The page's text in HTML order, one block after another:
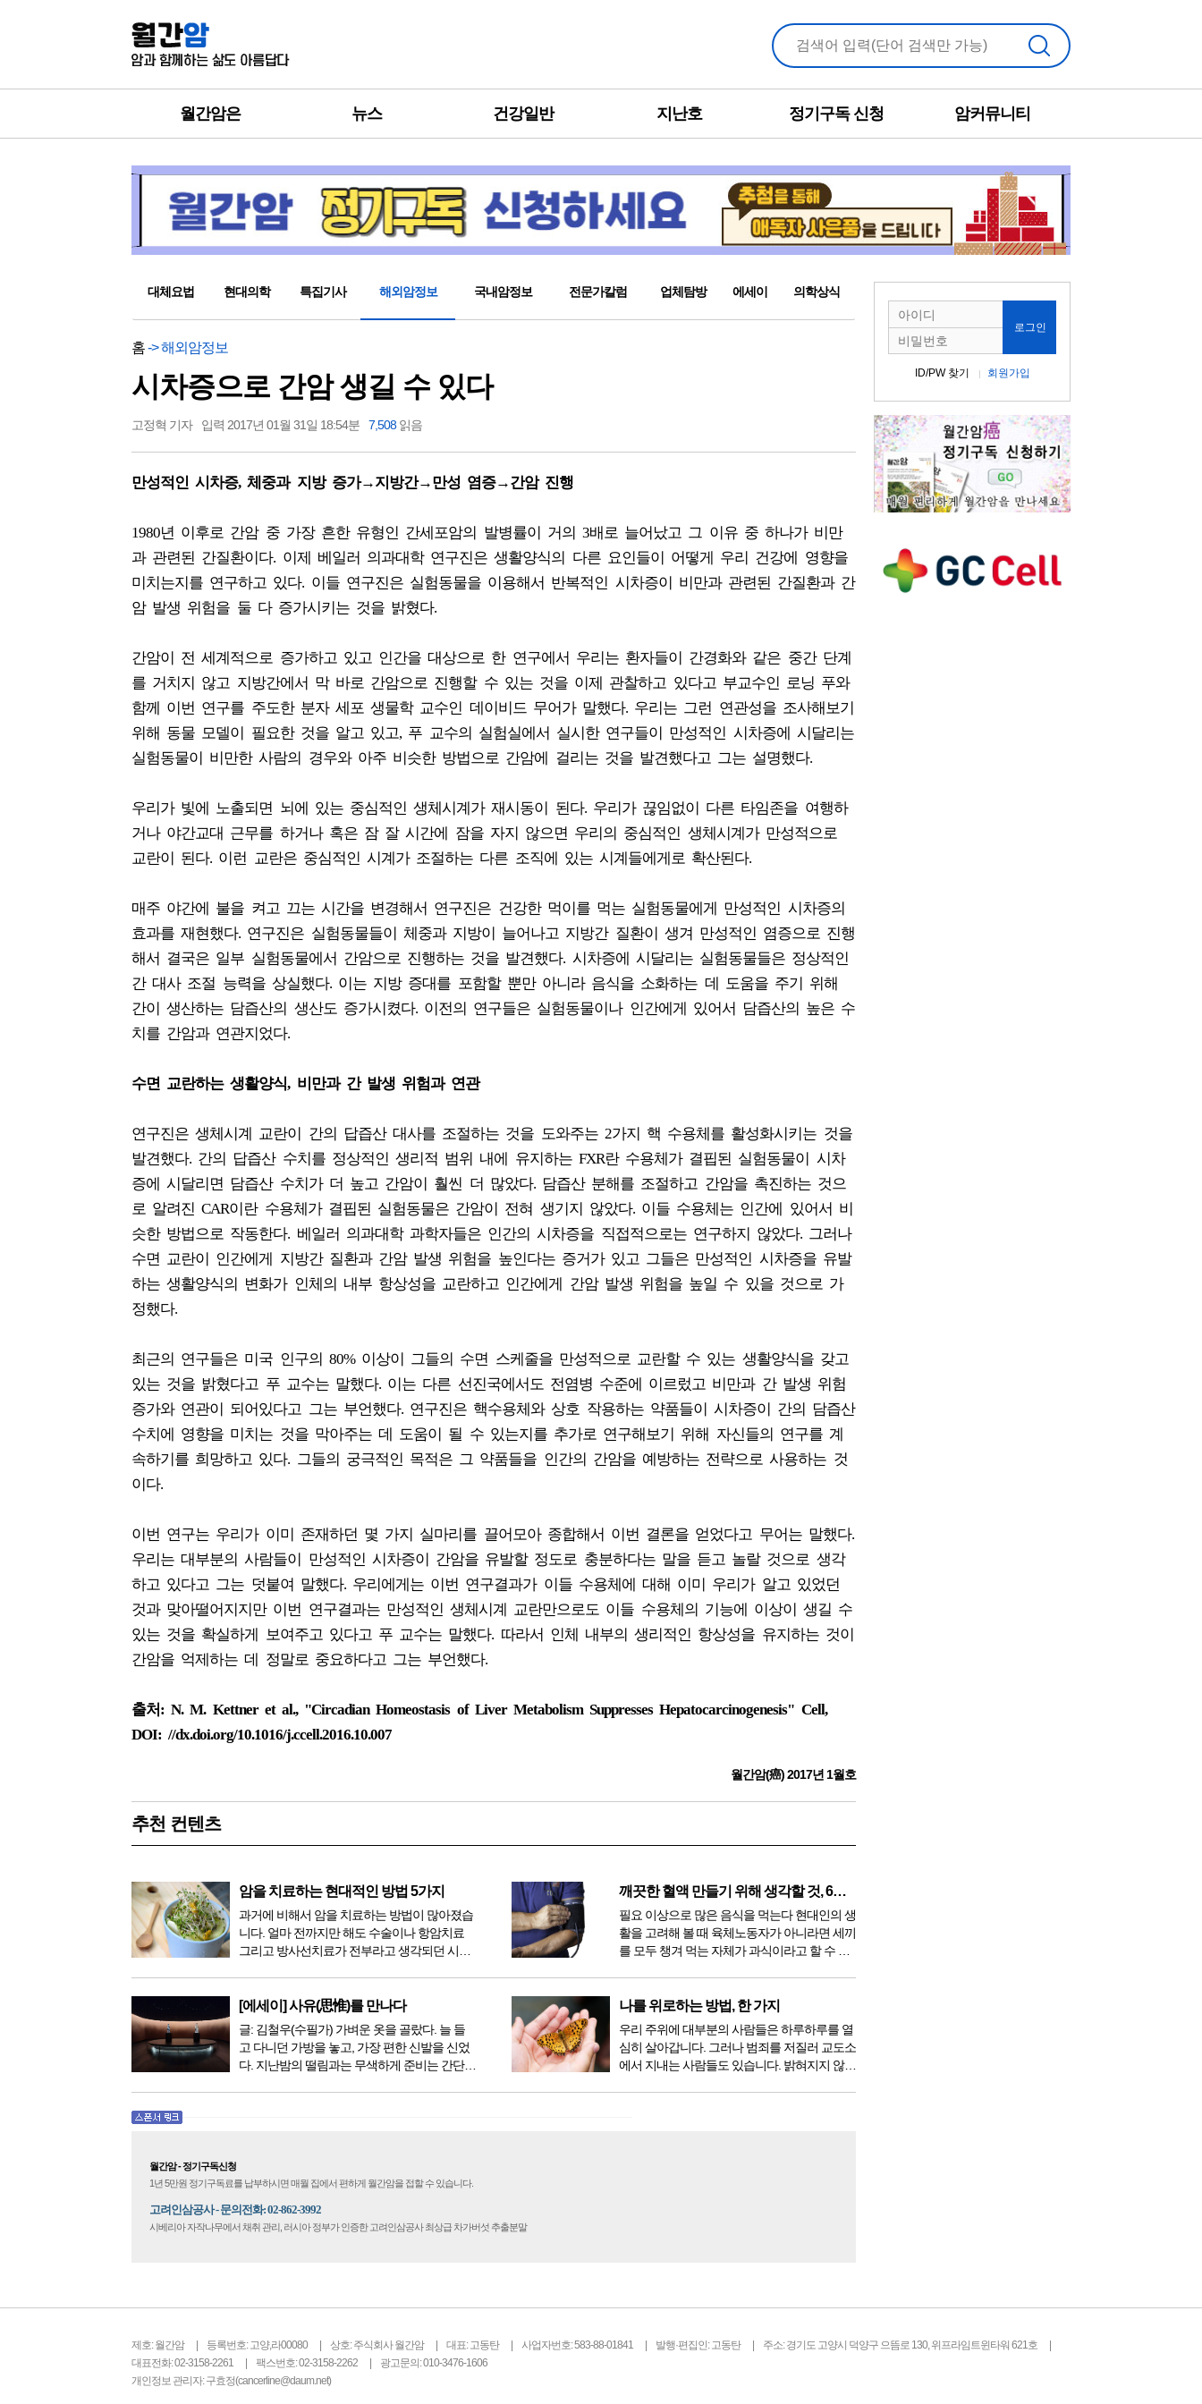
검색
월간암은 뉴스 건강일반 지난호 정기구독 신청 암커뮤니티
대체요법 현대의학 특집기사 해외암정보 국내암정보 전문가칼럼 업체탐방 에세이 의학상식
홈-> 해외암정보
시차증으로 간암 생길 수 있다
고정혁 기자 입력 2017년 01월 31일 18:54분 7,508읽음
만성적인 시차증, 체중과 지방 증가→지방간→만성 염증→간암 진행
1980년 이후로 간암 중 가장 흔한 유형인 간세포암의 발병률이 거의 3배로 늘어났고 그 이유 중 하나가 비만
과 관련된 간질환이다. 이제 베일러 의과대학 연구진은 생활양식의 다른 요인들이 어떻게 우리 건강에 영향을
미치는지를 연구하고 있다. 이들 연구진은 실험동물을 이용해서 반복적인 시차증이 비만과 관련된 간질환과 간
암 발생 위험을 둘 다 증가시키는 것을 밝혔다.
간암이 전 세계적으로 증가하고 있고 인간을 대상으로 한 연구에서 우리는 환자들이 간경화와 같은 중간 단계
를 거치지 않고 지방간에서 막 바로 간암으로 진행할 수 있는 것을 이제 관찰하고 있다고 부교수인 로닝 푸와
함께 이번 연구를 주도한 분자 세포 생물학 교수인 데이비드 무어가 말했다. 우리는 그런 연관성을 조사해보기
위해 동물 모델이 필요한 것을 알고 있고, 푸 교수의 실험실에서 실시한 연구들이 만성적인 시차증에 시달리는
실험동물이 비만한 사람의 경우와 아주 비슷한 방법으로 간암에 걸리는 것을 발견했다고 그는 설명했다.
우리가 빛에 노출되면 뇌에 있는 중심적인 생체시계가 재시동이 된다. 우리가 끊임없이 다른 타임존을 여행하
거나 야간교대 근무를 하거나 혹은 잠 잘 시간에 잠을 자지 않으면 우리의 중심적인 생체시계가 만성적으로
교란이 된다. 이런 교란은 중심적인 시계가 조절하는 다른 조직에 있는 시계들에게로 확산된다.
매주 야간에 불을 켜고 끄는 시간을 변경해서 연구진은 건강한 먹이를 먹는 실험동물에게 만성적인 시차증의
효과를 재현했다. 연구진은 실험동물들이 체중과 지방이 늘어나고 지방간 질환이 생겨 만성적인 염증으로 진행
해서 결국은 일부 실험동물에서 간암으로 진행하는 것을 발견했다. 시차증에 시달리는 실험동물들은 정상적인
간 대사 조절 능력을 상실했다. 이는 지방 증대를 포함할 뿐만 아니라 음식을 소화하는 데 도움을 주기 위해
간이 생산하는 담즙산의 생산도 증가시켰다. 이전의 연구들은 실험동물이나 인간에게 있어서 담즙산의 높은 수
치를 간암과 연관지었다.
수면 교란하는 생활양식, 비만과 간 발생 위험과 연관
연구진은 생체시계 교란이 간의 답즙산 대사를 조절하는 것을 도와주는 2가지 핵 수용체를 활성화시키는 것을
발견했다. 간의 답즙산 수치를 정상적인 생리적 범위 내에 유지하는 FXR란 수용체가 결핍된 실험동물이 시차
증에 시달리면 담즙산 수치가 더 높고 간암이 훨씬 더 많았다. 담즙산 분해를 조절하고 간암을 촉진하는 것으
로 알려진 CAR이란 수용체가 결핍된 실험동물은 간암이 전혀 생기지 않았다. 이들 수용체는 인간에 있어서 비
슷한 방법으로 작동한다. 베일러 의과대학 과학자들은 인간의 시차증을 직접적으로는 연구하지 않았다. 그러나
수면 교란이 인간에게 지방간 질환과 간암 발생 위험을 높인다는 증거가 있고 그들은 만성적인 시차증을 유발
하는 생활양식의 변화가 인체의 내부 항상성을 교란하고 인간에게 간암 발생 위험을 높일 수 있을 것으로 가
정했다.
최근의 연구들은 미국 인구의 80% 이상이 그들의 수면 스케줄을 만성적으로 교란할 수 있는 생활양식을 갖고
있는 것을 밝혔다고 푸 교수는 말했다. 이는 다른 선진국에서도 전염병 수준에 이르렀고 비만과 간 발생 위험
증가와 연관이 되어있다고 그는 부언했다. 연구진은 핵수용체와 상호 작용하는 약품들이 시차증이 간의 담즙산
수치에 영향을 미치는 것을 막아주는 데 도움이 될 수 있는지를 추가로 연구해보기 위해 자신들의 연구를 계
속하기를 희망하고 있다. 그들의 궁극적인 목적은 그 약품들을 인간의 간암을 예방하는 전략으로 사용하는 것
이다.
이번 연구는 우리가 이미 존재하던 몇 가지 실마리를 끌어모아 종합해서 이번 결론을 얻었다고 무어는 말했다.
우리는 대부분의 사람들이 만성적인 시차증이 간암을 유발할 정도로 충분하다는 말을 듣고 놀랄 것으로 생각
하고 있다고 그는 덧붙여 말했다. 우리에게는 이번 연구결과가 이들 수용체에 대해 이미 우리가 알고 있었던
것과 맞아떨어지지만 이번 연구결과는 만성적인 생체시계 교란만으로도 이들 수용체의 기능에 이상이 생길 수
있는 것을 확실하게 보여주고 있다고 푸 교수는 말했다. 따라서 인체 내부의 생리적인 항상성을 유지하는 것이
간암을 억제하는 데 정말로 중요하다고 그는 부언했다.
출처: N. M. Kettner et al., "Circadian Homeostasis of Liver Metabolism Suppresses Hepatocarcinogenesis" Cell,
DOI: //dx.doi.org/10.1016/j.ccell.2016.10.007
월간암(癌) 2017년 1월호
추천 컨텐츠
암을 치료하는 현대적인 방법 5가지
과거에 비해서 암을 치료하는 방법이 많아졌습
니다. 얼마 전까지만 해도 수술이나 항암치료
그리고 방사선치료가 전부라고 생각되던 시절
료기가 들어오면서 암을 치료하는 방법이 하나
더 추가되었습니다. 중입...
깨끗한 혈액 만들기 위해 생각할 것, 6가지
필요 이상으로 많은 음식을 먹는다 현대인의 생
활을 고려해 볼 때 육체노동자가 아니라면 세끼
를 모두 챙겨 먹는 자체가 과식이라고 할 수 있
점심, 저녁을 습관적으로 음식을 섭취한다. 게
다...
[에세이] 사유(思惟)를 만나다
글: 김철우(수필가) 가벼운 옷을 골랐다. 늘 들
고 다니던 가방을 놓고, 가장 편한 신발을 신었
다. 지난밤의 떨림과는 무색하게 준비는 간단했
나를 위로하는 방법, 한 가지
우리 주위에 대부분의 사람들은 하루하루를 열
심히 살아갑니다. 그러나 범죄를 저질러 교도소
에서 지내는 사람들도 있습니다. 밝혀지지 않았
월간암 - 정기구독신청
1년 5만원 정기구독료를 납부하시면 매월 집에서 편하게 월간암을 접할 수 있습니다.
고려인삼공사 - 문의전화: 02-862-3992
시베리아 자작나무에서 채취 관리, 러시아 정부가 인증한 고려인삼공사 최상급 차가버섯 추출분말
로그인
ID/PW 찾기 회원가입
제호: 월간암 등록번호: 고양,라00080 상호: 주식회사 월간암 대표: 고동탄 사업자번호: 583-88-01841 발행·편집인: 고동탄
주소: 경기도 고양시 덕양구 으뜸로 130, 위프라임트윈타워 621호
대표전화: 02-3158-2261
팩스번호: 02-3158-2262
광고문의: 010-3476-1606
개인정보 관리자: 구효정(cancerline@daum.net)